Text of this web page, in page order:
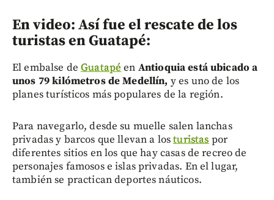
En video: Así fue el rescate de los
turistas en Guatapé:
El embalse deGuatapé en Antioquia está ubicado a
unos 79 kilómetros de Medellín, y es uno de los
planes turísticos más populares de la región.
Para navegarlo, desde su muelle salen lanchas
privadas y barcos que llevan a losturistas por
diferentes sitios en los que hay casas de recreo de
personajes famosos e islas privadas. En el lugar,
también se practican deportes náuticos.